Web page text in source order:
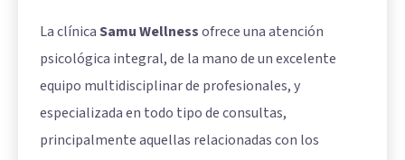
La clínicaSamu Wellnessofrece una atención
psicológica integral, de la mano de un excelente
equipo multidisciplinar de profesionales, y
especializada en todo tipo de consultas,
principalmente aquellas relacionadas con los